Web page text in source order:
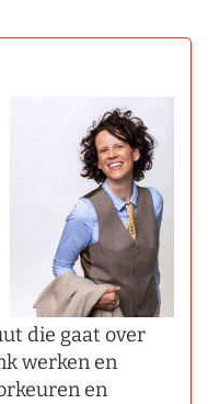
die gaat over
werken en
en